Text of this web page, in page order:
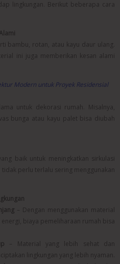
lingkungan. Berikut beberapa cara
bambu, rotan, atau kayu daur ulang.
ini juga memberikan kesan alami
Modern untuk Proyek Residensial
untuk dekorasi rumah. Misalnya,
bunga atau kayu palet bisa diubah
baik untuk meningkatkan sirkulasi
perlu terlalu sering menggunakan
– Dengan menggunakan material
biaya pemeliharaan rumah bisa
– Material yang lebih sehat dan
lingkungan yang lebih nyaman.